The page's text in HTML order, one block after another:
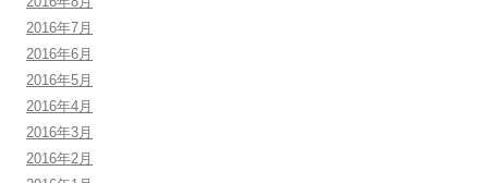
2016年7月
2016年6月
2016年5月
2016年4月
2016年3月
2016年2月